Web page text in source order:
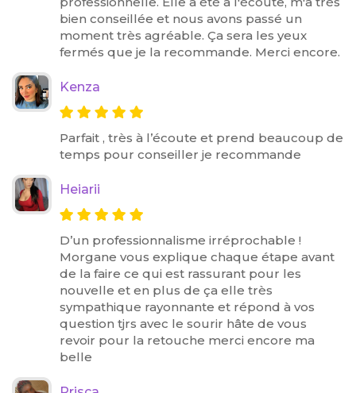
bien conseillée et nous avons passé un
moment très agréable. Ça sera les yeux
fermés que je la recommande. Merci encore.
Kenza
Parfait , très à l’écoute et prend beaucoup de
temps pour conseiller je recommande
Heiarii
D’un professionnalisme irréprochable !
Morgane vous explique chaque étape avant
de la faire ce qui est rassurant pour les
nouvelle et en plus de ça elle très
sympathique rayonnante et répond à vos
question tjrs avec le sourir hâte de vous
revoir pour la retouche merci encore ma
belle